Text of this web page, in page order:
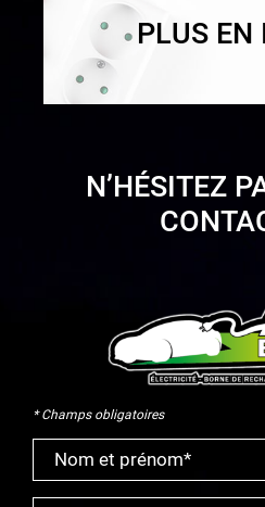
PLUS EN
N’HÉSITEZ
* Champs obligatoires
Nom et prénom*